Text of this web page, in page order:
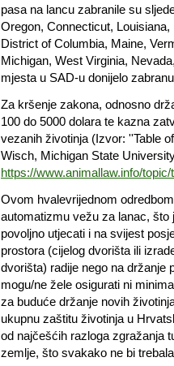
pasa na lancu zabranile su
Oregon, Connecticut,
District of Columbia, Maine,
Michigan, West Virginia,
mjesta u SAD-u donijelo
Za kršenje zakona, odnosno
100 do 5000 dolara te kazna
vezanih životinja (Izvor: ''Table
Wisch, Michigan State
https://www.animallaw.info/
Ovom hvalevrijednom
automatizmu vežu za lanac,
povoljno utjecati i na svijest
prostora (cijelog dvorišta ili
dvorišta) radije nego na držanje
mogu/ne žele osigurati ni
za buduće držanje novih
ukupnu zaštitu životinja u
od najčešćih razloga zgražanja
zemlje, što svakako ne bi